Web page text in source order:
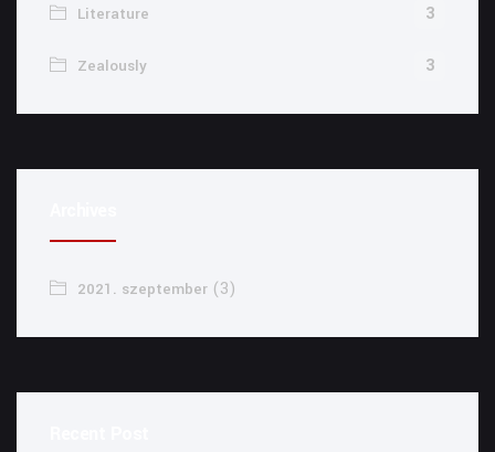
Literature 3
Zealously 3
2021. szeptember (3)